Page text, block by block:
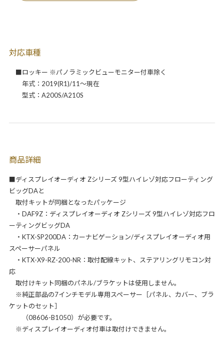
対応車種
■ロッキー ※パノラミックビューモニター付車除く
年式：2019(R1)/11～現在
型式：A200S/A210S
商品詳細
■ディスプレイオーディオ Zシリーズ 9型ハイレゾ対応フローティング
ビッグDAと
取付キットが同梱となったパッケージ
・DAF9Z：ディスプレイオーディオ Zシリーズ 9型ハイレゾ対応フロ
ーティングビッグDA
・KTX-SP200DA：カーナビゲーション/ディスプレイオーディオ用
スペーサーパネル
・KTX-X9-RZ-200-NR：取付配線キット、ステアリングリモコン対
応
取付けキット同梱のパネル/ブラケットは使用しません。
※純正部品の7インチモデル専用スペーサー［パネル、カバー、ブラ
ケットのセット］
（08606-B1050）が必要です。
※ディスプレイオーディオ付車は取付けできません。